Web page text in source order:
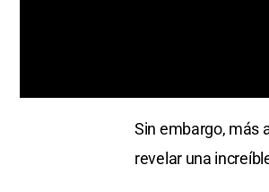
Sin embargo, más
revelar una